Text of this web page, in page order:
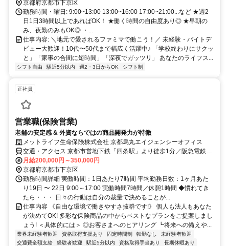
京都府京都市下京区
勤務時間・曜日: 9:00~13:00 13:00~16:00 17:00~21:00...など ★週2
日1日3時間以上であればOK！ ★働く時間の自由度あり◎ ★早朝の
み、夜勤のみもOK◎ ・...
仕事内容: ＼地元で愛されるファミマで働こう！／ 未経験・バイトデ
ビュー大歓迎！10代〜50代まで幅広く活躍中♪ 「学校終わりにサクッ
と」「家事の合間に短時間」「深夜でガッツリ」 あなたのライフス...
シフト自由 駅近5分以内 週2・3日からOK シフト制
正社員
営業職(保険営業)
老舗の安定感 & 外資ならではの商品開発力が特徴
メットライフ生命保険株式会社 京都烏丸エイジェンシーオフィス
交通・アクセス 京都市営地下鉄「四条駅」より徒歩1分／阪急電鉄京
都線「烏丸駅」より徒歩2分
月給200,000円～350,000円
京都府京都市下京区
勤務時間詳細 実働時間：1日あたり7時間 平均勤務日数：1ヶ月あた
り19日 〜 22日 9:00～17:00 実働時間7時間／休憩1時間 ◆慣れてき
たら・・・ 日々の行動は自分の裁量で決めることが...
仕事内容 《自由な環境で働きやすさ抜群です!》 個人も法人もあなた
が決めてOK! 多彩な保険商品の中からベストなプランをご提案しまし
ょう! ＜具体的には＞ ◎お客さまへのヒアリング ┗将来への備えや...
業界未経験者歓迎 資格取得支援あり 固定時間制 転勤なし
未経験者歓迎
交通費全額支給
経験者歓迎 駅近5分以内 資格取得手当あり 長期休暇あり